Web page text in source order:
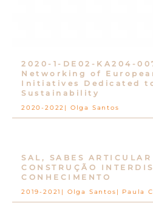
2020-1-DE02-KA204-
Networking of
Initiatives Dedicated
Sustainability
2020-2022 Olga Santos
SAL, SABES
CONSTRUÇÃO
CONHECIMENTO
2019-2021 Olga Santos Paula